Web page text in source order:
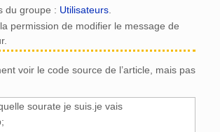
du groupe : Utilisateurs.
permission de modifier le message de
voir le code source de l’article, mais pas